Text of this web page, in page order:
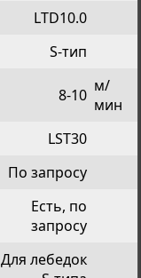
LTD10.0
S-тип
8-10 м/
мин
LST30
По запросу
Есть, по
запросу
Для лебедок